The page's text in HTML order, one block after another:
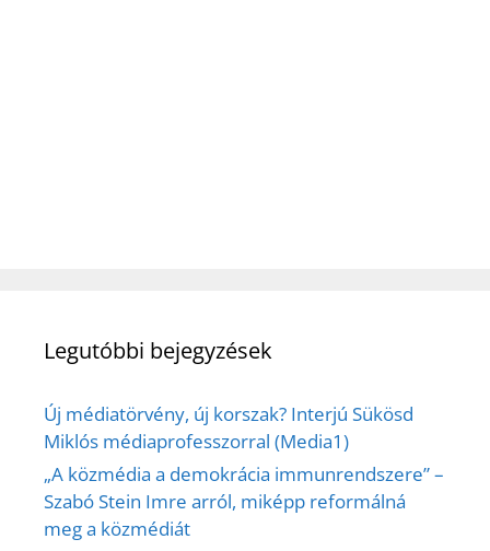
Legutóbbi bejegyzések
Új médiatörvény, új korszak? Interjú Sükösd
Miklós médiaprofesszorral (Media1)
„A közmédia a demokrácia immunrendszere” –
Szabó Stein Imre arról, miképp reformálná
meg a közmédiát